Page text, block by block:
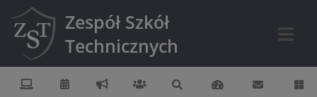
Zespół Szkół
Technicznych